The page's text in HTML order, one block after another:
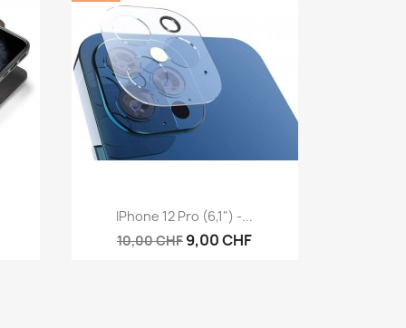
Aperçu rapide
IPhone 12 Pro (6,1") -...
10,00 CHF 9,00 CHF